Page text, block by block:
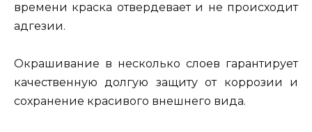
времени краска отвердевает и не происходит
адгезии.
Окрашивание в несколько слоев гарантирует
качественную долгую защиту от коррозии и
сохранение красивого внешнего вида.